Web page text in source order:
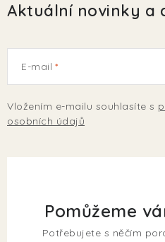
Aktuální novinky a
E-mail
Vložením e-mailu souhlasíte s
osobních údajů
Pomůžeme
Potřebujete s něčím